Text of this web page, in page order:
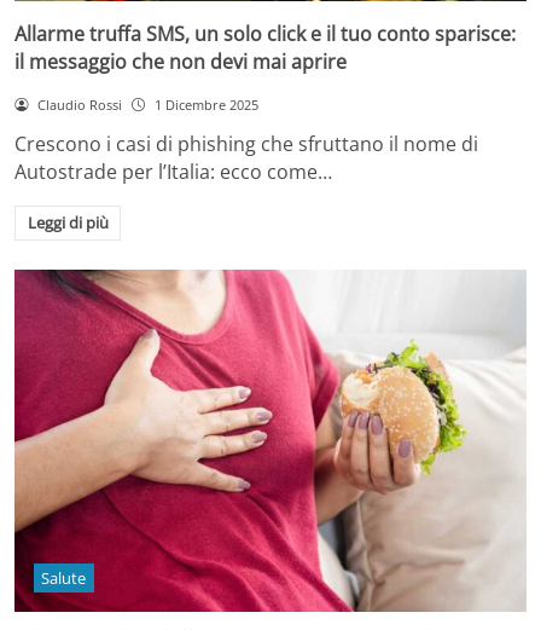
Allarme truffa SMS, un solo click e il tuo conto sparisce:
il messaggio che non devi mai aprire
Claudio Rossi 1 Dicembre 2025
Crescono i casi di phishing che sfruttano il nome di
Autostrade per l’Italia: ecco come…
Leggi di più
Salute